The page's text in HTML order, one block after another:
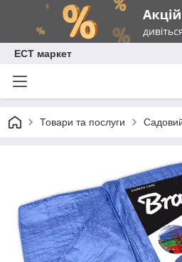
ЕСТ маркет
Товари та послуги